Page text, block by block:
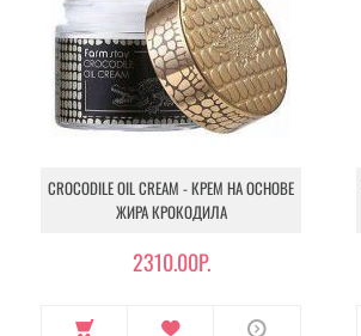
CROCODILE OIL CREAM - КРЕМ НА ОСНОВЕ
ЖИРА КРОКОДИЛА
2310.00Р.